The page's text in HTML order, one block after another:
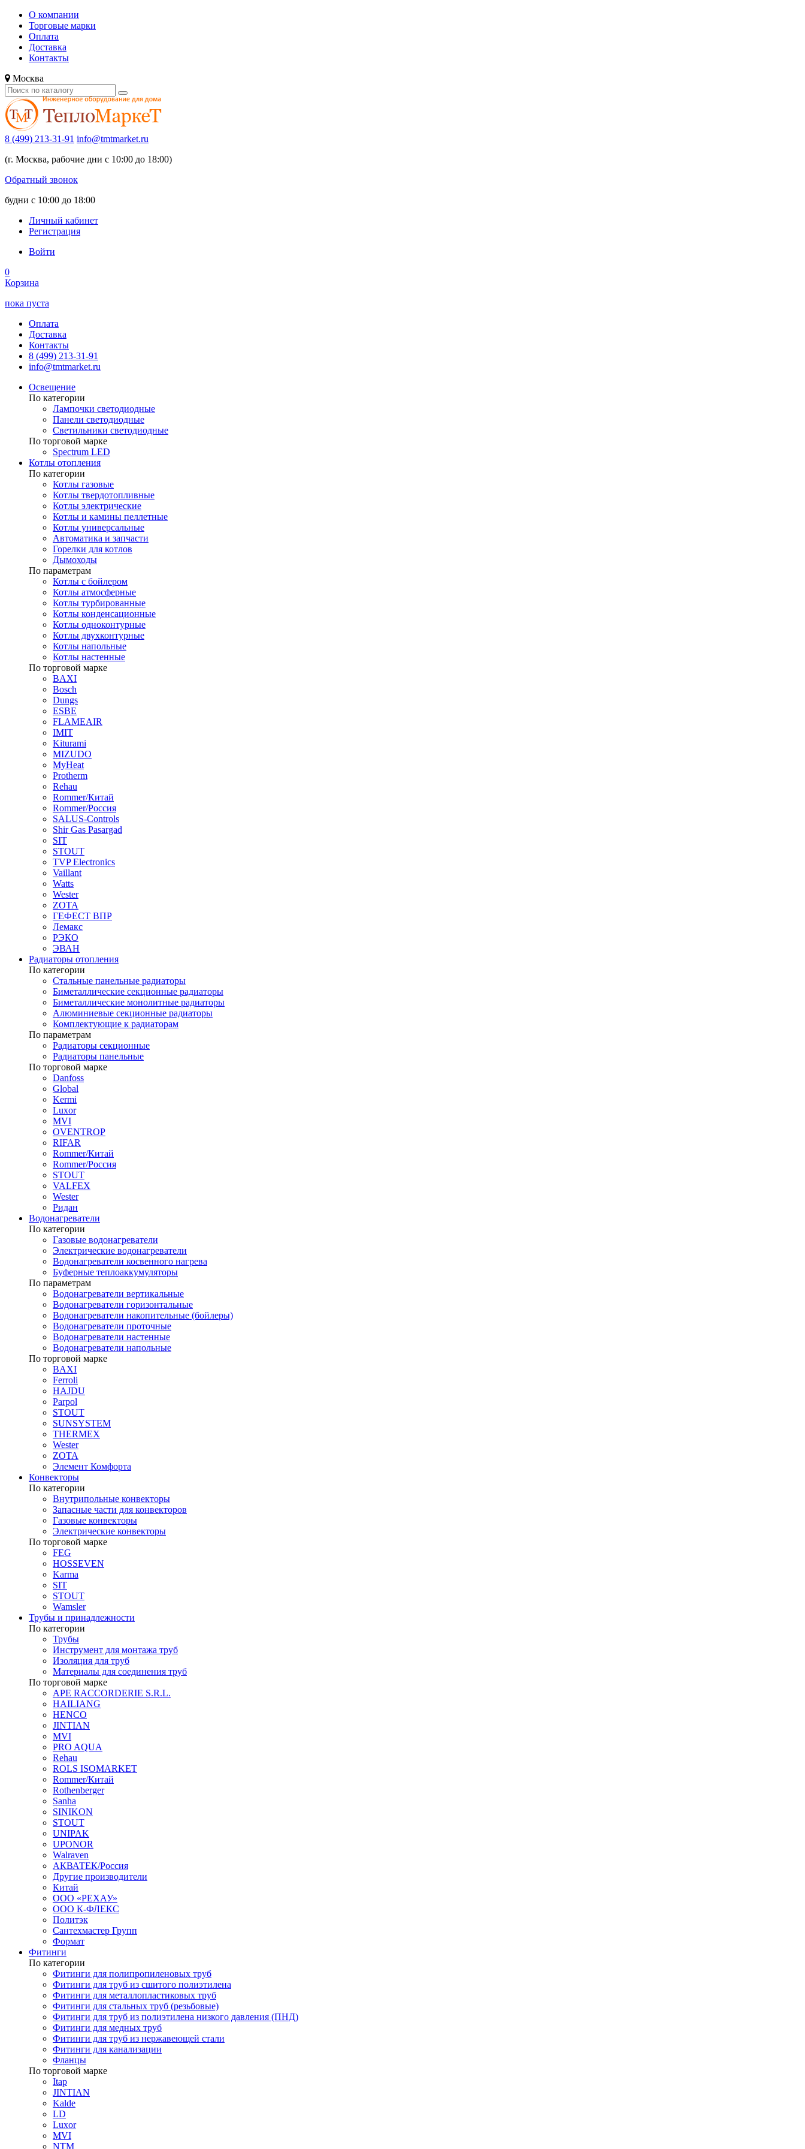
О компании
Торговые марки
Оплата
Доставка
Контакты
Москва
8 (499) 213-31-91 info@tmtmarket.ru
(г. Москва, рабочие дни с 10:00 до 18:00)
Обратный звонок
будни с 10:00 до 18:00
Личный кабинет
Регистрация
Войти
0
Корзина
пока пуста
Оплата
Доставка
Контакты
8 (499) 213-31-91
info@tmtmarket.ru
Освещение
По категории
Лампочки светодиодные
Панели светодиодные
Светильники светодиодные
По торговой марке
Spectrum LED
Котлы отопления
По категории
Котлы газовые
Котлы твердотопливные
Котлы электрические
Котлы и камины пеллетные
Котлы универсальные
Автоматика и запчасти
Горелки для котлов
Дымоходы
По параметрам
Котлы с бойлером
Котлы атмосферные
Котлы турбированные
Котлы конденсационные
Котлы одноконтурные
Котлы двухконтурные
Котлы напольные
Котлы настенные
По торговой марке
BAXI
Bosch
Dungs
ESBE
FLAMEAIR
IMIT
Kiturami
MIZUDO
MyHeat
Protherm
Rehau
Rommer/Китай
Rommer/Россия
SALUS-Controls
Shir Gas Pasargad
SIT
STOUT
TVP Electronics
Vaillant
Watts
Wester
ZOTA
ГЕФЕСТ ВПР
Лемакс
РЭКО
ЭВАН
Радиаторы отопления
По категории
Стальные панельные радиаторы
Биметаллические секционные радиаторы
Биметаллические монолитные радиаторы
Алюминиевые секционные радиаторы
Комплектующие к радиаторам
По параметрам
Радиаторы секционные
Радиаторы панельные
По торговой марке
Danfoss
Global
Kermi
Luxor
MVI
OVENTROP
RIFAR​
Rommer/Китай
Rommer/Россия
STOUT
VALFEX
Wester
Ридан
Водонагреватели
По категории
Газовые водонагреватели
Электрические водонагреватели
Водонагреватели косвенного нагрева
Буферные теплоаккумуляторы
По параметрам
Водонагреватели вертикальные
Водонагреватели горизонтальные
Водонагреватели накопительные (бойлеры)
Водонагреватели проточные
Водонагреватели настенные
Водонагреватели напольные
По торговой марке
BAXI
Ferroli
HAJDU
Parpol
STOUT
SUNSYSTEM
THERMEX
Wester
ZOTA
Элемент Комфорта
Конвекторы
По категории
Внутрипольные конвекторы
Запасные части для конвекторов
Газовые конвекторы
Электрические конвекторы
По торговой марке
FEG
HOSSEVEN
Karma
SIT
STOUT
Wamsler
Трубы и принадлежности
По категории
Трубы
Инструмент для монтажа труб
Изоляция для труб
Материалы для соединения труб
По торговой марке
APE RACCORDERIE S.R.L.
HAILIANG
HENCO
JINTIAN
MVI
PRO AQUA
Rehau
ROLS ISOMARKET
Rommer/Китай
Rothenberger
Sanha
SINIKON
STOUT
UNIPAK
UPONOR
Walraven
АКВАТЕК/Россия
Другие производители
Китай
ООО «РЕХАУ»
ООО К-ФЛЕКС
Политэк
Сантехмастер Групп
Формат
Фитинги
По категории
Фитинги для полипропиленовых труб
Фитинги для труб из сшитого полиэтилена
Фитинги для металлопластиковых труб
Фитинги для стальных труб (резьбовые)
Фитинги для труб из полиэтилена низкого давления (ПНД)
Фитинги для медных труб
Фитинги для труб из нержавеющей стали
Фитинги для канализации
Фланцы
По торговой марке
Itap
JINTIAN
Kalde
LD
Luxor
MVI
NTM